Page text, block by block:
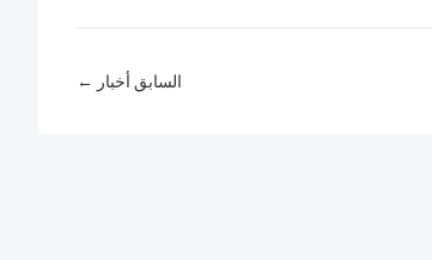
← السابق أخبار